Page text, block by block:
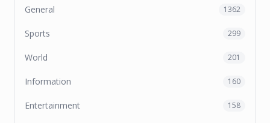
General 1362
Sports 299
World 201
Information 160
Entertainment 158